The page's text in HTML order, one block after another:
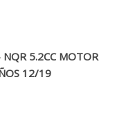
5.2CC MOTOR
12/19